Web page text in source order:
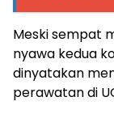
Meski sempat
nyawa kedua
dinyatakan
perawatan di